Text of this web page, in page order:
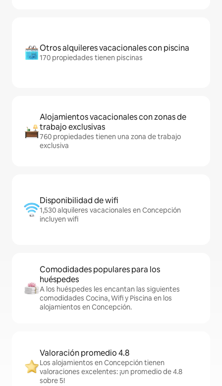
Otros alquileres vacacionales con piscina
170 propiedades tienen piscinas
Alojamientos vacacionales con zonas de
trabajo exclusivas
760 propiedades tienen una zona de trabajo
exclusiva
Disponibilidad de wifi
1,530 alquileres vacacionales en Concepción
incluyen wifi
Comodidades populares para los
huéspedes
A los huéspedes les encantan las siguientes
comodidades Cocina, Wifi y Piscina en los
alojamientos en Concepción.
Valoración promedio 4.8
Los alojamientos en Concepción tienen
valoraciones excelentes: ¡un promedio de 4.8
sobre 5!